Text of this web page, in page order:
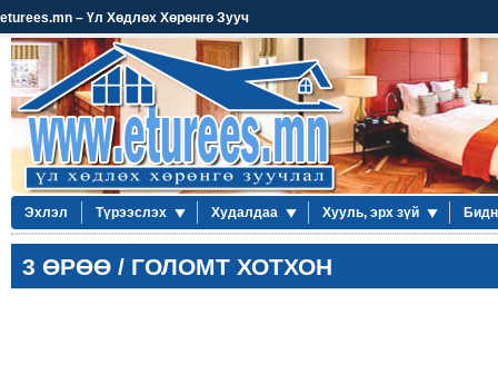
eturees.mn – Үл Хөдлөх Хөрөнгө Зууч
Эхлэл Түрээслэх Худалдаа Хууль, эрх зүй
3 ӨРӨӨ / ГОЛОМТ ХОТХОН